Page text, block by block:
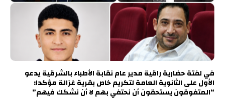
في لفتة حضارية راقية مدير عام نقابة الأطباء بالشرقية يدعو
الأول على الثانوية العامة لتكريم خاص بقرية غزالة مؤكدا:
“المتفوقون يستحقون أن نحتفي بهم لا أن نشكك فيهم”